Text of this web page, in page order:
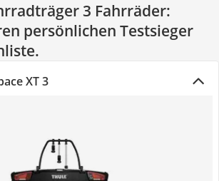
3 Fahrräder:
persönlichen Testsieger
XT 3